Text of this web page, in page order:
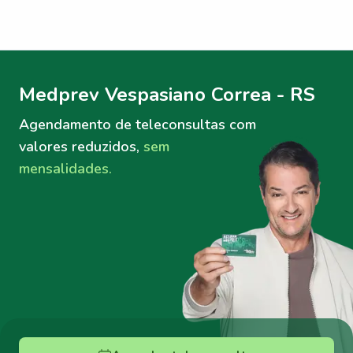
Medprev Vespasiano Correa - RS
Agendamento de teleconsultas com
valores reduzidos, sem
mensalidades.